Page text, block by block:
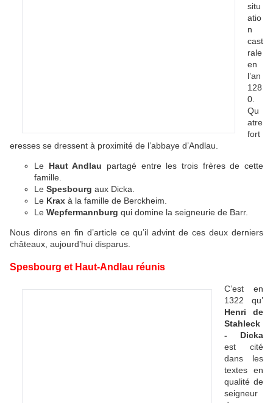
situ
atio
n
cast
rale
en
l’an
128
0.
Qu
atre
fort
eresses se dressent à proximité de l’abbaye d’Andlau.
Le Haut Andlau partagé entre les trois frères de cette
famille.
Le Spesbourg aux Dicka.
Le Krax à la famille de Berckheim.
Le Wepfermannburg qui domine la seigneurie de Barr.
Nous dirons en fin d’article ce qu’il advint de ces deux derniers
châteaux, aujourd’hui disparus.
Spesbourg et Haut-Andlau réunis
C’est en
1322 qu’
Henri de
Stahleck
- Dicka
est cité
dans les
textes en
qualité de
seigneur